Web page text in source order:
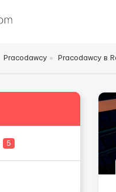
Pracodawcy Pracodawcy в
5